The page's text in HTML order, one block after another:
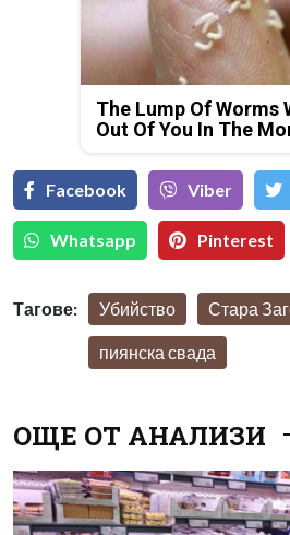
The Lump Of Worms
Out Of You In The
Facebook Viber
Whatsapp Pinterest
Тагове: Убийство Стара
пиянска свада
ОЩЕ ОТ АНАЛИЗИ